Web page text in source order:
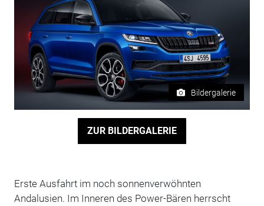
Bildergalerie
ZUR BILDERGALERIE
Erste Ausfahrt im noch sonnenverwöhnten
Andalusien. Im Inneren des Power-Bären herrscht